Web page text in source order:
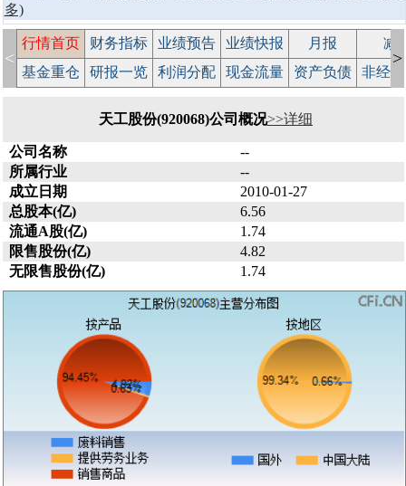
多)
<
行情首页 财务指标 业绩预告 业绩快报 月报
减
基金重仓
研报一览 利润分配 现金流量 资产负债 非经
>
天工股份(920068)公司概况>>详细
公司名称
--
所属行业
--
成立日期
2010-01-27
总股本(亿)
6.56
流通A股(亿)
1.74
限售股份(亿)
4.82
无限售股份(亿)
1.74